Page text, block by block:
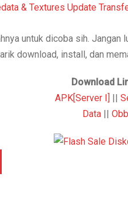
& Textures Update
untuk dicoba sih.
download, install, dan
Download
APK[Server I] ||
Data|| Obb